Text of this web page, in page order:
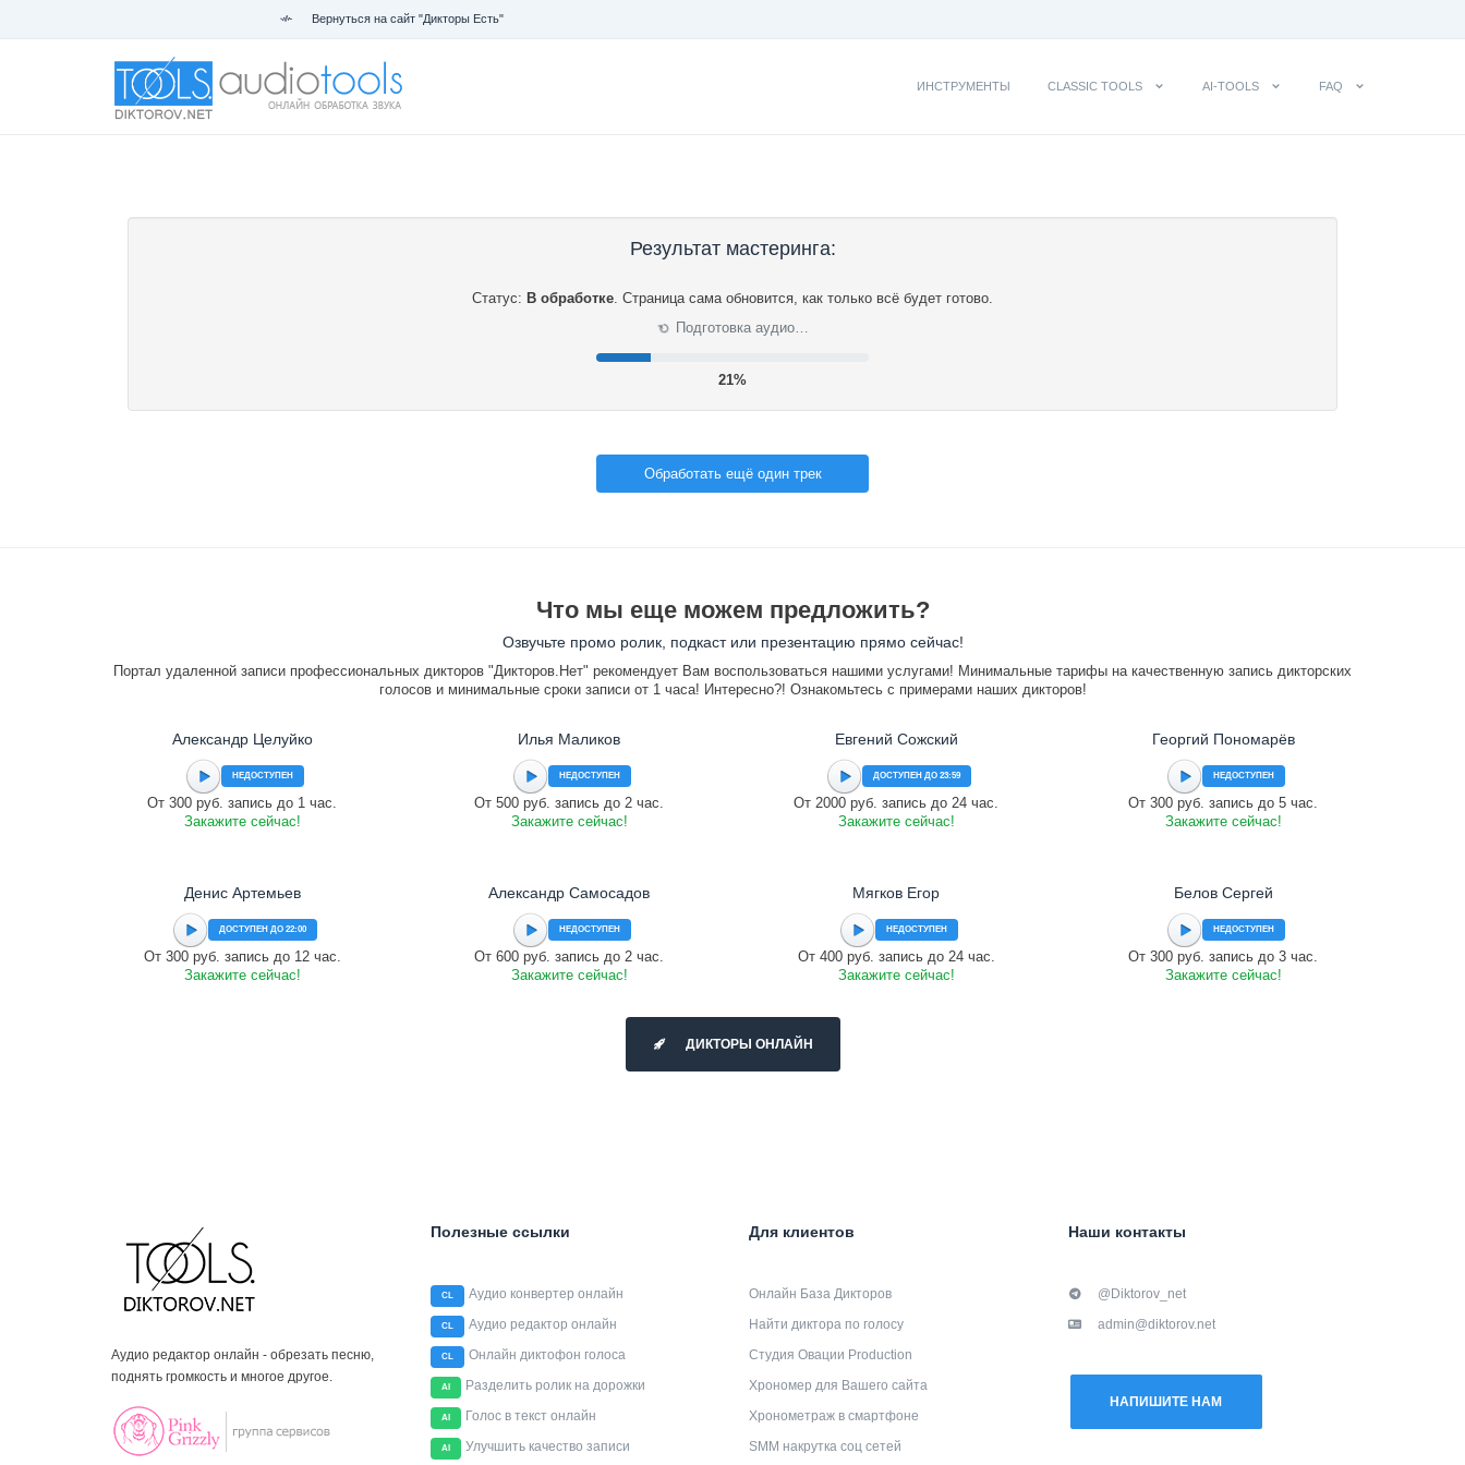
Вернуться на сайт "Дикторы Есть"
ИНСТРУМЕНТЫ CLASSIC TOOLS AI-TOOLS FAQ
Результат мастеринга:
Статус: В обработке. Страница сама обновится, как только всё будет готово.
⟳ Подготовка аудио…
22%
Обработать ещё один трек
Что мы еще можем предложить?
Озвучьте промо ролик, подкаст или презентацию прямо сейчас!
Портал удаленной записи профессиональных дикторов "Дикторов.Нет" рекомендует Вам воспользоваться нашими услугами! Минимальные тарифы на качественную запись дикторских
голосов и минимальные сроки записи от 1 часа! Интересно?! Ознакомьтесь с примерами наших дикторов!
Александр Целуйко
НЕДОСТУПЕН
От 300 руб. запись до 1 час.
Закажите сейчас!
Илья Маликов
НЕДОСТУПЕН
От 500 руб. запись до 2 час.
Закажите сейчас!
Евгений Сожский
ДОСТУПЕН ДО 23:59
От 2000 руб. запись до 24 час.
Закажите сейчас!
Георгий Пономарёв
НЕДОСТУПЕН
От 300 руб. запись до 5 час.
Закажите сейчас!
Денис Артемьев
ДОСТУПЕН ДО 22:00
От 300 руб. запись до 12 час.
Закажите сейчас!
Александр Самосадов
НЕДОСТУПЕН
От 600 руб. запись до 2 час.
Закажите сейчас!
Мягков Егор
НЕДОСТУПЕН
От 400 руб. запись до 24 час.
Закажите сейчас!
Белов Сергей
НЕДОСТУПЕН
От 300 руб. запись до 3 час.
Закажите сейчас!
ДИКТОРЫ ОНЛАЙН
Аудио редактор онлайн - обрезать песню,
поднять громкость и многое другое.
Полезные ссылки
CL Аудио конвертер онлайн
CL Аудио редактор онлайн
CL Онлайн диктофон голоса
AI Разделить ролик на дорожки
AI Голос в текст онлайн
AI Улучшить качество записи
Для клиентов
Онлайн База Дикторов
Найти диктора по голосу
Студия Овации Production
Хрономер для Вашего сайта
Хронометраж в смартфоне
SMM накрутка соц сетей
Наши контакты
@Diktorov_net
admin@diktorov.net
НАПИШИТЕ НАМ